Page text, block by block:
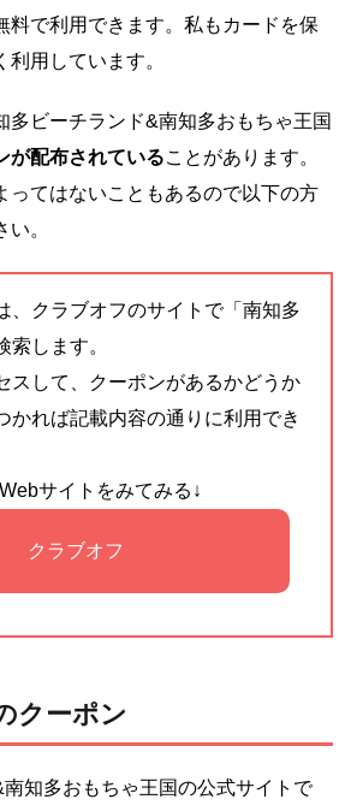
料で利用できます。私もカードを保
用しています。
多ビーチランド&南知多おもちゃ王国
が配布されていることがあります。
ってはないこともあるので以下の方
。
、クラブオフのサイトで「南知多
索します。
スして、クーポンがあるかどうか
かれば記載内容の通りに利用でき
サイトをみてみる↓
クラブオフ
クーポン
知多おもちゃ王国の公式サイトで